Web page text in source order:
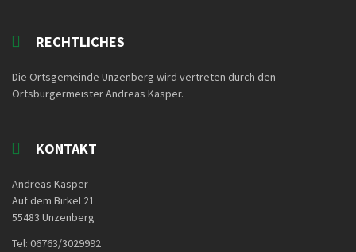
RECHTLICHES
Die Ortsgemeinde Unzenberg wird vertreten durch den
Ortsbürgermeister Andreas Kasper.
KONTAKT
Andreas Kasper
Auf dem Birkel 21
55483 Unzenberg
Tel: 06763/3029992